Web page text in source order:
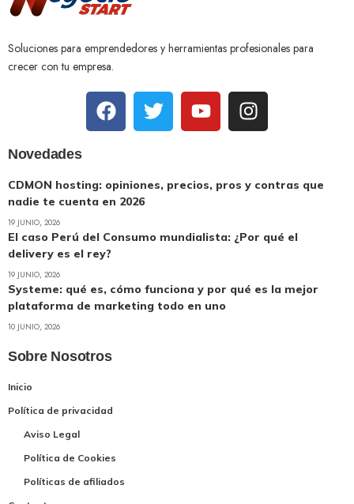
Soluciones para emprendedores y herramientas profesionales para
crecer con tu empresa.
Novedades
CDMON hosting: opiniones, precios, pros y contras que
nadie te cuenta en 2026
19 JUNIO, 2026
El caso Perú del Consumo mundialista: ¿Por qué el
delivery es el rey?
19 JUNIO, 2026
Systeme: qué es, cómo funciona y por qué es la mejor
plataforma de marketing todo en uno
10 JUNIO, 2026
Sobre Nosotros
Inicio
Política de privacidad
Aviso Legal
Política de Cookies
Políticas de afiliados